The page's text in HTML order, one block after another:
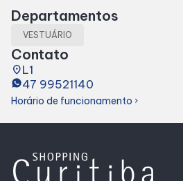
Lojas e Restaurantes
Alimentação
Departamentos
VESTUÁRIO
Contato
placeL1
47 99521140
Horário de funcionamento chevron_right